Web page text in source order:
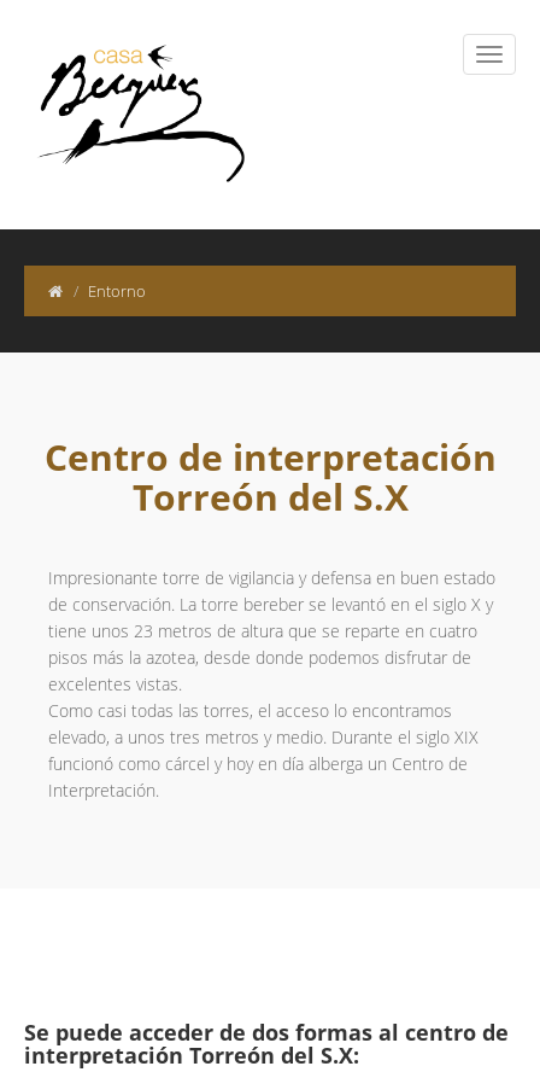
Entorno
Centro de interpretación
Torreón del S.X
Impresionante torre de vigilancia y defensa en buen estado
de conservación. La torre bereber se levantó en el siglo X y
tiene unos 23 metros de altura que se reparte en cuatro
pisos más la azotea, desde donde podemos disfrutar de
excelentes vistas.
Como casi todas las torres, el acceso lo encontramos
elevado, a unos tres metros y medio. Durante el siglo XIX
funcionó como cárcel y hoy en día alberga un Centro de
Interpretación.
Se puede acceder de dos formas al centro de
interpretación Torreón del S.X: